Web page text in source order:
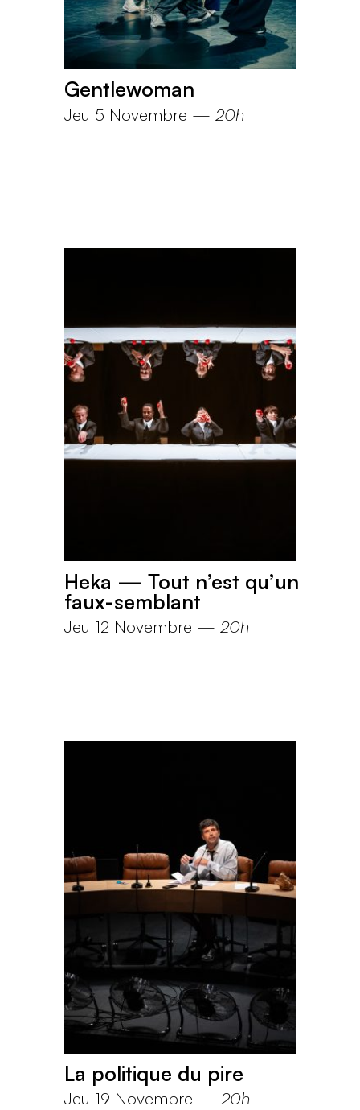
Gentlewoman
Jeu 5 Novembre — 20h
Heka — Tout n’est qu’un
faux-semblant
Jeu 12 Novembre — 20h
La politique du pire
Jeu 19 Novembre — 20h